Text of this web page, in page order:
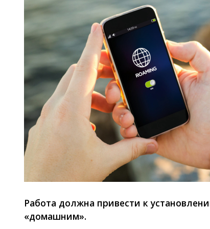
Работа должна привести к
«домашним».